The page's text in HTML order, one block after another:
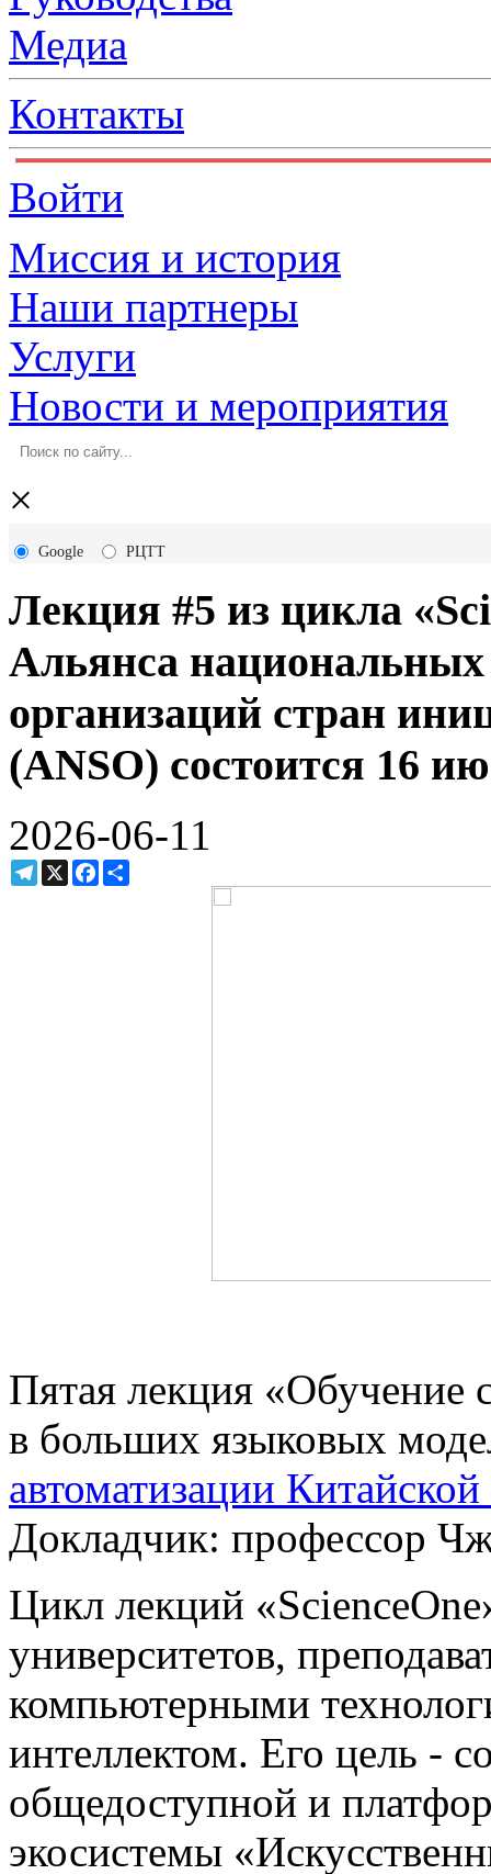
Медиа
Контакты
Войти
Миссия и история
Наши партнеры
Услуги
Новости и мероприятия
×
Google РЦТТ
Лекция #5 из цикла
Альянса
организаций стран
(ANSO) состоится 16
2026-06-11
Telegram
X Facebook
Пятая лекция «Обучение
в больших языковых
автоматизации
Докладчик: профессор
Цикл лекций
университетов,
компьютерными
интеллектом. Его цель -
общедоступной и
экосистемы